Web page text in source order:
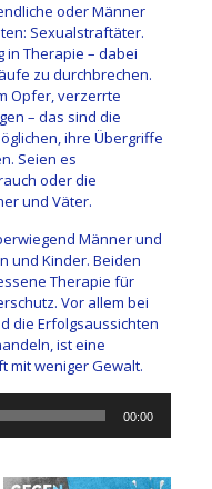
oder Männer
Sexualstraftäter.
in Therapie – dabei
zu durchbrechen.
Opfer, verzerrte
– das sind die
ihre Übergriffe
Seien es
oder die
und Väter.
Männer und
und Kinder. Beiden
Therapie für
Vor allem bei
die Erfolgsaussichten
ist eine
mit weniger Gewalt.
00:00